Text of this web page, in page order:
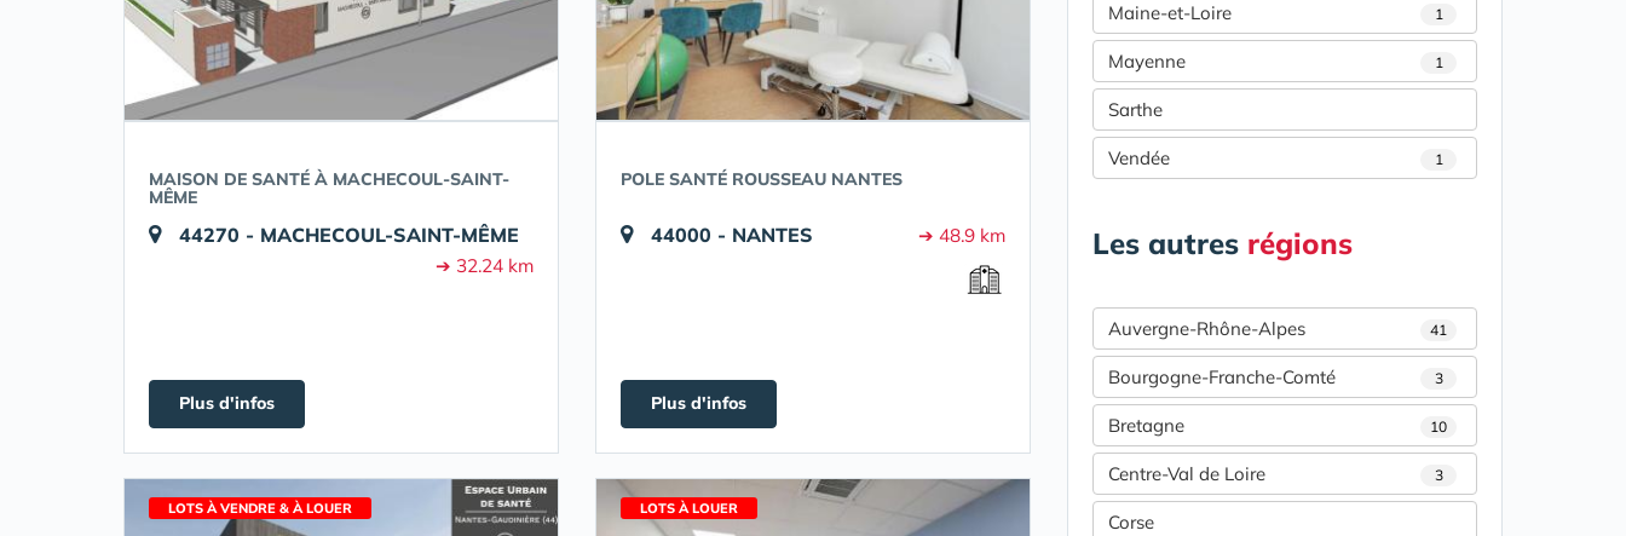
MAISON DE SANTÉ À MACHECOUL-SAINT-
MÊME
44270 - MACHECOUL-SAINT-MÊME
➔ 32.24 km
Plus d'infos
POLE SANTÉ ROUSSEAU NANTES
44000 - NANTES ➔ 48.9 km
Plus d'infos
LOTS À VENDRE & À LOUER LOTS À LOUER
Maine-et-Loire 1
Mayenne 1
Sarthe
Vendée 1
Les autres régions
Auvergne-Rhône-Alpes 41
Bourgogne-Franche-Comté 3
Bretagne 10
Centre-Val de Loire 3
Corse